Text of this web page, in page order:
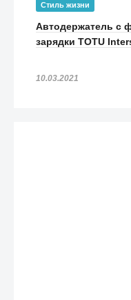
Стиль жизни
Автодержатель с
зарядки TOTU
10.03.2021